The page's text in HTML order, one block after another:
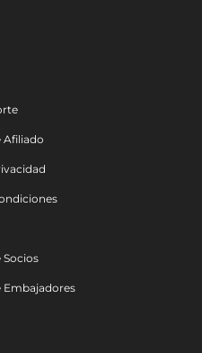
Afiliado
Embajadores